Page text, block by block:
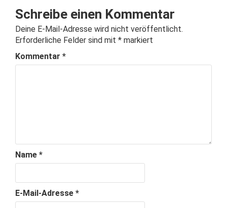
Schreibe einen Kommentar
Deine E-Mail-Adresse wird nicht veröffentlicht.
Erforderliche Felder sind mit * markiert
Kommentar *
Name *
E-Mail-Adresse *